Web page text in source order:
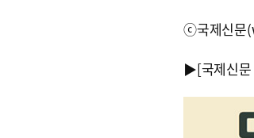
ⓒ국제신문
▶[국제신